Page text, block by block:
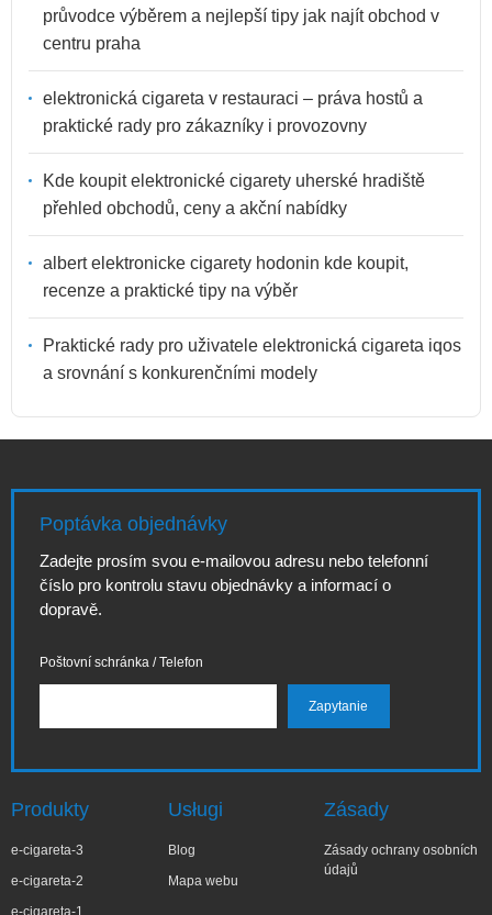
průvodce výběrem a nejlepší tipy jak najít obchod v
centru praha
elektronická cigareta v restauraci – práva hostů a
praktické rady pro zákazníky i provozovny
Kde koupit elektronické cigarety uherské hradiště
přehled obchodů, ceny a akční nabídky
albert elektronicke cigarety hodonin kde koupit,
recenze a praktické tipy na výběr
Praktické rady pro uživatele elektronická cigareta iqos
a srovnání s konkurenčními modely
Poptávka objednávky
Zadejte prosím svou e-mailovou adresu nebo telefonní
číslo pro kontrolu stavu objednávky a informací o
dopravě.
Poštovní schránka / Telefon
Produkty
e-cigareta-3
e-cigareta-2
e-cigareta-1
Usługi
Blog
Mapa webu
Zásady
Zásady ochrany osobních
údajů